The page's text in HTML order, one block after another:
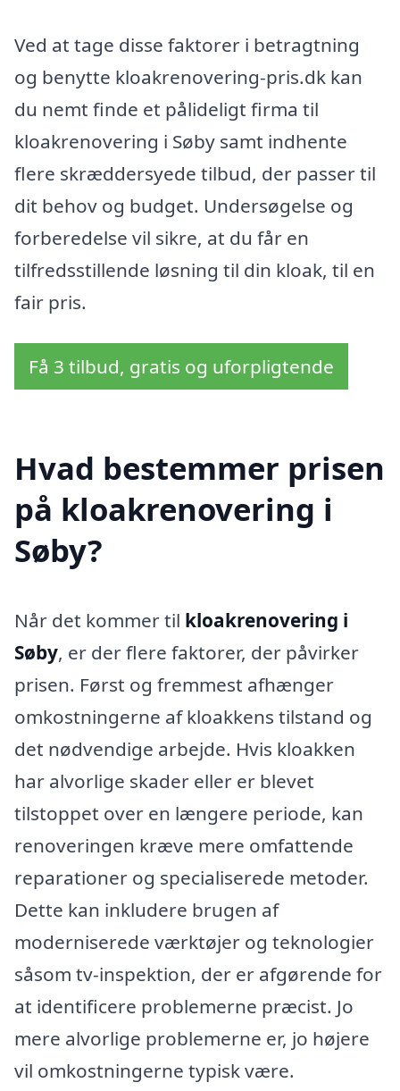
Ved at tage disse faktorer i betragtning
og benytte kloakrenovering-pris.dk kan
du nemt finde et pålideligt firma til
kloakrenovering i Søby samt indhente
flere skræddersyede tilbud, der passer til
dit behov og budget. Undersøgelse og
forberedelse vil sikre, at du får en
tilfredsstillende løsning til din kloak, til en
fair pris.
Få 3 tilbud, gratis og uforpligtende
Hvad bestemmer prisen
på kloakrenovering i
Søby?
Når det kommer til kloakrenovering i
Søby, er der flere faktorer, der påvirker
prisen. Først og fremmest afhænger
omkostningerne af kloakkens tilstand og
det nødvendige arbejde. Hvis kloakken
har alvorlige skader eller er blevet
tilstoppet over en længere periode, kan
renoveringen kræve mere omfattende
reparationer og specialiserede metoder.
Dette kan inkludere brugen af
moderniserede værktøjer og teknologier
såsom tv-inspektion, der er afgørende for
at identificere problemerne præcist. Jo
mere alvorlige problemerne er, jo højere
vil omkostningerne typisk være.